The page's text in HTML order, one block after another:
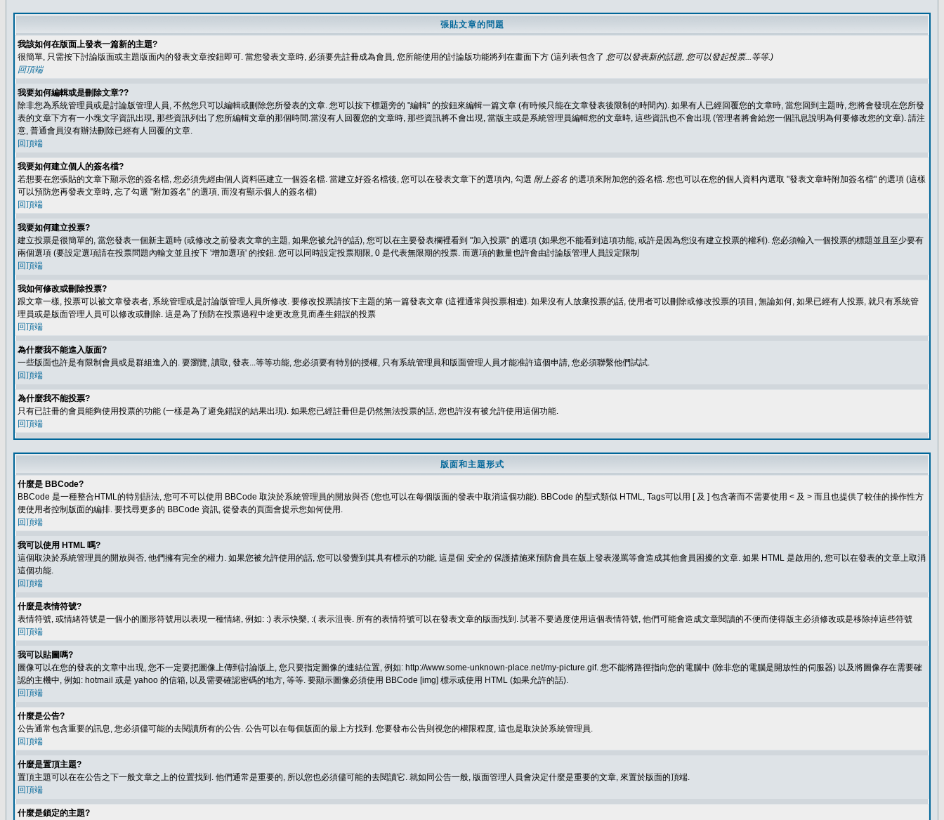
張貼文章的問題
我該如何在版面上發表一篇新的主題?
很簡單, 只需按下討論版面或主題版面內的發表文章按鈕即可. 當您發表文章時, 必須要先註冊成為會員, 您所能使用的討論版功能將列在畫面下方 (這列表包含了 您可以發表新的話題, 您可以發起投票...等等.)
回頂端
我要如何編輯或是刪除文章??
除非您為系統管理員或是討論版管理人員, 不然您只可以編輯或刪除您所發表的文章. 您可以按下標題旁的 "編輯" 的按鈕來編輯一篇文章 (有時候只能在文章發表後限制的時間內). 如果有人已經回覆您的文章時, 當您回到主題時, 您將會發現在您所發
表的文章下方有一小塊文字資訊出現, 那些資訊列出了您所編輯文章的那個時間.當沒有人回覆您的文章時, 那些資訊將不會出現, 當版主或是系統管理員編輯您的文章時, 這些資訊也不會出現 (管理者將會給您一個訊息說明為何要修改您的文章). 請注
意, 普通會員沒有辦法刪除已經有人回覆的文章.
回頂端
我要如何建立個人的簽名檔?
若想要在您張貼的文章下顯示您的簽名檔, 您必須先經由個人資料區建立一個簽名檔. 當建立好簽名檔後, 您可以在發表文章下的選項內, 勾選 附上簽名 的選項來附加您的簽名檔. 您也可以在您的個人資料內選取 "發表文章時附加簽名檔" 的選項 (這樣
可以預防您再發表文章時, 忘了勾選 "附加簽名" 的選項, 而沒有顯示個人的簽名檔)
回頂端
我要如何建立投票?
建立投票是很簡單的, 當您發表一個新主題時 (或修改之前發表文章的主題, 如果您被允許的話), 您可以在主要發表欄裡看到 "加入投票" 的選項 (如果您不能看到這項功能, 或許是因為您沒有建立投票的權利). 您必須輸入一個投票的標題並且至少要有
兩個選項 (要設定選項請在投票問題內輸文並且按下 '增加選項' 的按鈕. 您可以同時設定投票期限, 0 是代表無限期的投票. 而選項的數量也許會由討論版管理人員設定限制
回頂端
我如何修改或刪除投票?
跟文章一樣, 投票可以被文章發表者, 系統管理或是討論版管理人員所修改. 要修改投票請按下主題的第一篇發表文章 (這裡通常與投票相連). 如果沒有人放棄投票的話, 使用者可以刪除或修改投票的項目, 無論如何, 如果已經有人投票, 就只有系統管
理員或是版面管理人員可以修改或刪除. 這是為了預防在投票過程中途更改意見而產生錯誤的投票
回頂端
為什麼我不能進入版面?
一些版面也許是有限制會員或是群組進入的. 要瀏覽, 讀取, 發表...等等功能, 您必須要有特別的授權, 只有系統管理員和版面管理人員才能准許這個申請, 您必須聯繫他們試試.
回頂端
為什麼我不能投票?
只有已註冊的會員能夠使用投票的功能 (一樣是為了避免錯誤的結果出現). 如果您已經註冊但是仍然無法投票的話, 您也許沒有被允許使用這個功能.
回頂端
版面和主題形式
什麼是 BBCode?
BBCode 是一種整合HTML的特別語法, 您可不可以使用 BBCode 取決於系統管理員的開放與否 (您也可以在每個版面的發表中取消這個功能). BBCode 的型式類似 HTML, Tags可以用 [ 及 ] 包含著而不需要使用 < 及 > 而且也提供了較佳的操作性方
便使用者控制版面的編排. 要找尋更多的 BBCode 資訊, 從發表的頁面會提示您如何使用.
回頂端
我可以使用 HTML 嗎?
這個取決於系統管理員的開放與否, 他們擁有完全的權力. 如果您被允許使用的話, 您可以發覺到其具有標示的功能, 這是個 安全的保護措施來預防會員在版上發表漫罵等會造成其他會員困擾的文章. 如果 HTML 是啟用的, 您可以在發表的文章上取消
這個功能.
回頂端
什麼是表情符號?
表情符號, 或情緒符號是一個小的圖形符號用以表現一種情緒, 例如: :) 表示快樂, :( 表示沮喪. 所有的表情符號可以在發表文章的版面找到. 試著不要過度使用這個表情符號, 他們可能會造成文章閱讀的不便而使得版主必須修改或是移除掉這些符號
回頂端
我可以貼圖嗎?
圖像可以在您的發表的文章中出現, 您不一定要把圖像上傳到討論版上, 您只要指定圖像的連結位置, 例如: http://www.some-unknown-place.net/my-picture.gif. 您不能將路徑指向您的電腦中 (除非您的電腦是開放性的伺服器) 以及將圖像存在需要確
認的主機中, 例如: hotmail 或是 yahoo 的信箱, 以及需要確認密碼的地方, 等等. 要顯示圖像必須使用 BBCode [img] 標示或使用 HTML (如果允許的話).
回頂端
什麼是公告?
公告通常包含重要的訊息, 您必須儘可能的去閱讀所有的公告. 公告可以在每個版面的最上方找到. 您要發布公告則視您的權限程度, 這也是取決於系統管理員.
回頂端
什麼是置頂主題?
置頂主題可以在在公告之下一般文章之上的位置找到. 他們通常是重要的, 所以您也必須儘可能的去閱讀它. 就如同公告一般, 版面管理人員會決定什麼是重要的文章, 來置於版面的頂端.
回頂端
什麼是鎖定的主題?